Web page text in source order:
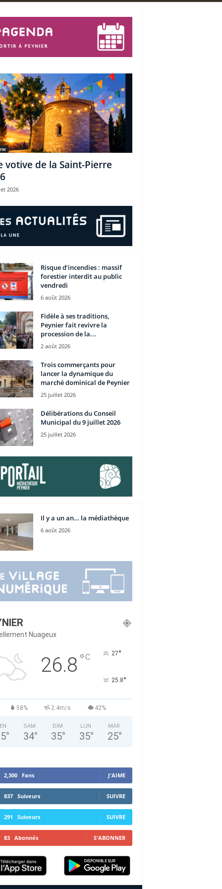
votive de la Saint-Pierre
2026
Risque d’incendies : massif
forestier interdit au public
vendredi
6 août 2026
Fidèle à ses traditions,
Peynier fait revivre la
procession de la...
2 août 2026
Trois commerçants pour
lancer la dynamique du
marché dominical de Peynier
25 juillet 2026
Délibérations du Conseil
Municipal du 9 juillet 2026
25 juillet 2026
Il y a un an… la médiathèque
6 août 2026
Nuageux
26.8 °C 27°
25.8°
58% 2.4m/s 42%
°
SAM
34°
DIM
35°
LUN
35°
MAR
25°
2,300 Fans J'AIME
837 Suiveurs SUIVRE
291 Suiveurs SUIVRE
83 Abonnés S'ABONNER